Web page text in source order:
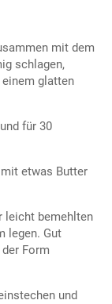
mit dem
schlagen,
einem glatten
für 30
etwas Butter
leicht bemehlten
legen. Gut
Form
und